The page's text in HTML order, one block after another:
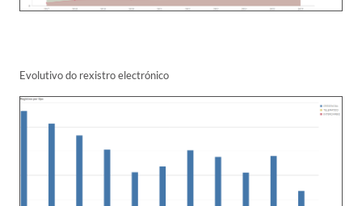
Evolutivo do rexistro electrónico